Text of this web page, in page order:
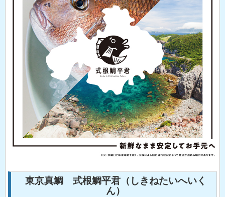
東京真鯛 ​式根鯛平君（しきねたいへいく
ん）